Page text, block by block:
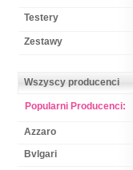
Testery
Zestawy
Wszyscy producenci
Popularni Producenci:
Azzaro
Bvlgari